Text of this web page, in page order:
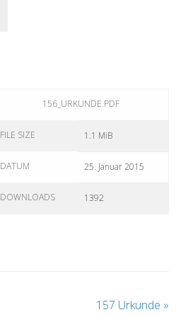
156_URKUNDE.PDF
FILE SIZE 1.1 MiB
DATUM 25. Januar 2015
DOWNLOADS 1392
157 Urkunde »